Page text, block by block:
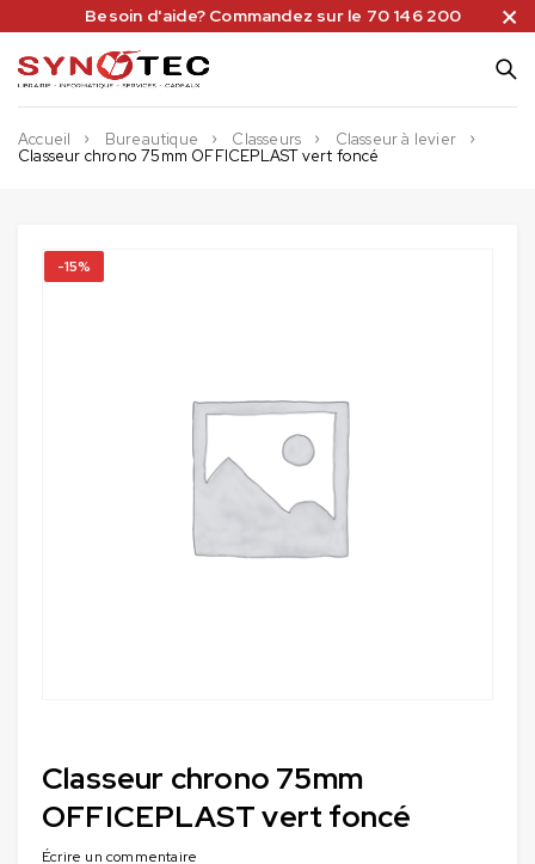
Besoin d'aide? Commandez sur le 70 146 200
Accueil Bureautique Classeurs
Classeur à levier
Classeur chrono 75mm OFFICEPLAST vert foncé
-15%
Classeur chrono 75mm
OFFICEPLAST vert foncé
Écrire un commentaire